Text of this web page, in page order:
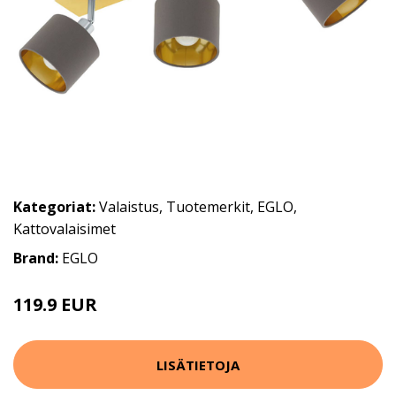
Kategoriat:Valaistus, Tuotemerkit, EGLO,
Kattovalaisimet
Brand: EGLO
119.9 EUR
LISÄTIETOJA